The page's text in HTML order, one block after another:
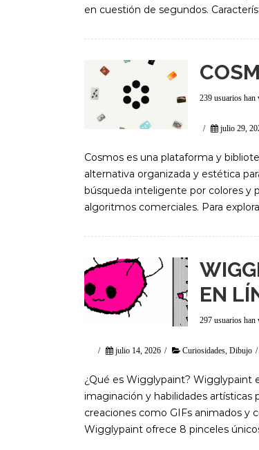
en cuestión de segundos.
239 usuarios han
/ julio 29,
Cosmos es una plataforma y
alternativa organizada y estética
búsqueda inteligente por colores y
algoritmos comerciales. Para
EN
297 usuarios han
/ julio 14, 2026 / Curiosidades Dibujo /
¿Qué es Wigglypaint? Wigglypaint
imaginación y habilidades artísticas
creaciones como GIFs animados y
Wigglypaint ofrece 8 pinceles